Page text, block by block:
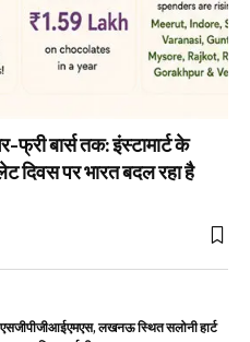
बार्स तक: इंस्टामार्ट के
दिवस पर भारत बदल रहा है
लखनऊ स्थित सलोनी हार्ट